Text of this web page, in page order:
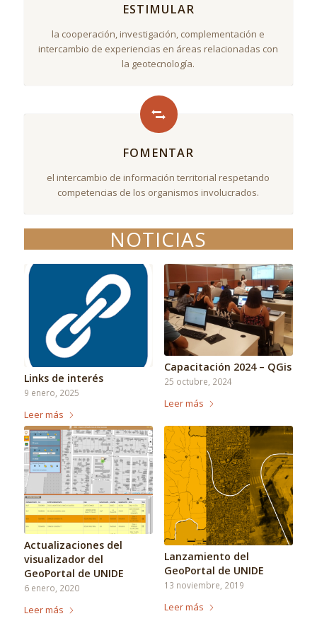
ESTIMULAR
la cooperación, investigación, complementación e
intercambio de experiencias en áreas relacionadas con
la geotecnología.
FOMENTAR
el intercambio de información territorial respetando
competencias de los organismos involucrados.
NOTICIAS
Links de interés
9 enero, 2025
Leer más
Capacitación 2024 – QGis
25 octubre, 2024
Leer más
Actualizaciones del
visualizador del
GeoPortal de UNIDE
6 enero, 2020
Leer más
Lanzamiento del
GeoPortal de UNIDE
13 noviembre, 2019
Leer más